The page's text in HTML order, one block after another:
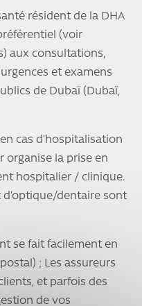
résident de la DHA
(voir
aux consultations,
et examens
de Dubaï (Dubaï,
cas d’hospitalisation
organise la prise en
hospitalier / clinique.
d’optique/dentaire sont
se fait facilement en
; Les assureurs
et parfois des
de vos